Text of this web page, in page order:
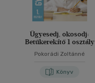
Ügyesedj, okosodj:
Betűkerekítő 1 osztály
Pokorádi Zoltánné
Könyv